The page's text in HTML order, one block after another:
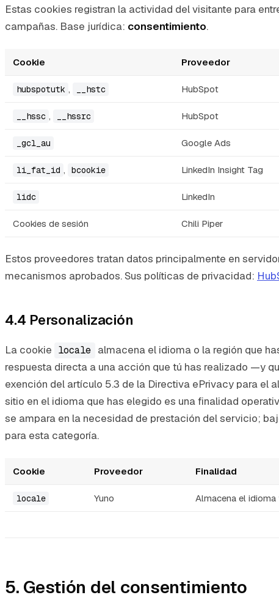
Estas cookies registran la actividad del visitante para
campañas. Base jurídica: consentimiento.
Cookie Proveedor
hubspotutk , __hstc HubSpot
__hssc , __hssrc HubSpot
_gcl_au Google Ads
li_fat_id , bcookie LinkedIn Insight Tag
lidc LinkedIn
Cookies de sesión Chili Piper
Estos proveedores tratan datos principalmente en
mecanismos aprobados. Sus políticas de privacidad:
4.4 Personalización
La cookie locale almacena el idioma o la región que
respuesta directa a una acción que tú has realizado —y
exención del artículo 5.3 de la Directiva ePrivacy para el
sitio en el idioma que has elegido es una finalidad
se ampara en la necesidad de prestación del servicio;
para esta categoría.
Cookie Proveedor Finalidad
locale Yuno Almacena el
5. Gestión del consentimiento